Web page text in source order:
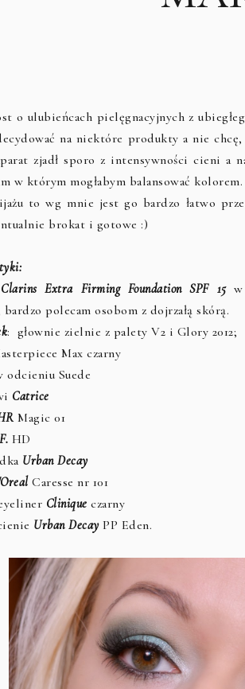
o ulubieńcach pielęgnacyjnych z
na niektóre produkty a nie
zjadł sporo z intensywności cieni a
w którym mogłabym balansować kolorem.
to wg mnie jest go bardzo łatwo
brokat i gotowe :)
Clarins Extra Firming Foundation SPF 15w
polecam osobom z dojrzałą skórą.
: głownie zielnie z palety V2 i Glory 2012;
Max czarny
odcieniu Suede
Catrice
Magic 01
HD
Urban Decay
Caresse nr 101
Clinique czarny
Urban DecayPP Eden.